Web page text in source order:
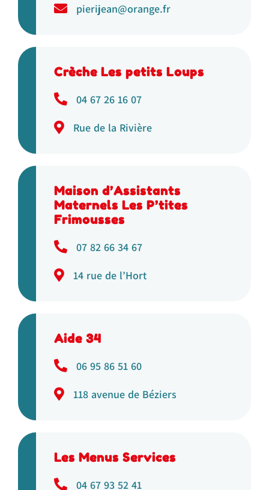
pierijean@orange.fr
Crèche Les petits Loups
04 67 26 16 07
Rue de la Rivière
Maison d’Assistants
Maternels Les P’tites
Frimousses
07 82 66 34 67
14 rue de l’Hort
Aide 34
06 95 86 51 60
118 avenue de Béziers
Les Menus Services
04 67 93 52 41